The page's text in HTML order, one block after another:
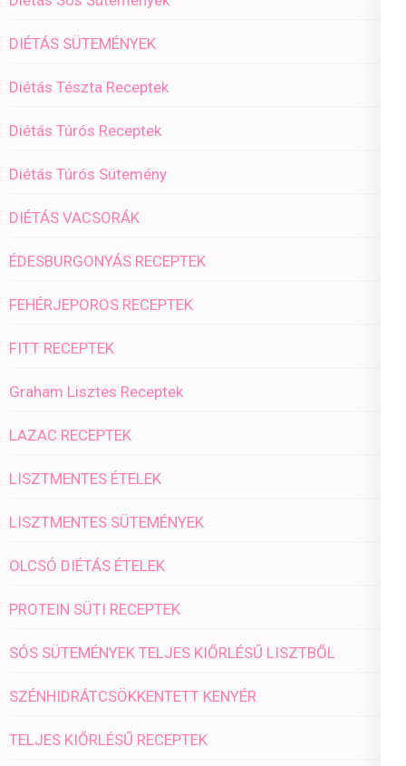
DIÉTÁS SÜTEMÉNYEK
Diétás Tészta Receptek
Diétás Túrós Receptek
Diétás Túrós Sütemény
DIÉTÁS VACSORÁK
ÉDESBURGONYÁS RECEPTEK
FEHÉRJEPOROS RECEPTEK
FITT RECEPTEK
Graham Lisztes Receptek
LAZAC RECEPTEK
LISZTMENTES ÉTELEK
LISZTMENTES SÜTEMÉNYEK
OLCSÓ DIÉTÁS ÉTELEK
PROTEIN SÜTI RECEPTEK
SÓS SÜTEMÉNYEK TELJES KIŐRLÉSŰ LISZTBŐL
SZÉNHIDRÁTCSÖKKENTETT KENYÉR
TELJES KIŐRLÉSŰ RECEPTEK